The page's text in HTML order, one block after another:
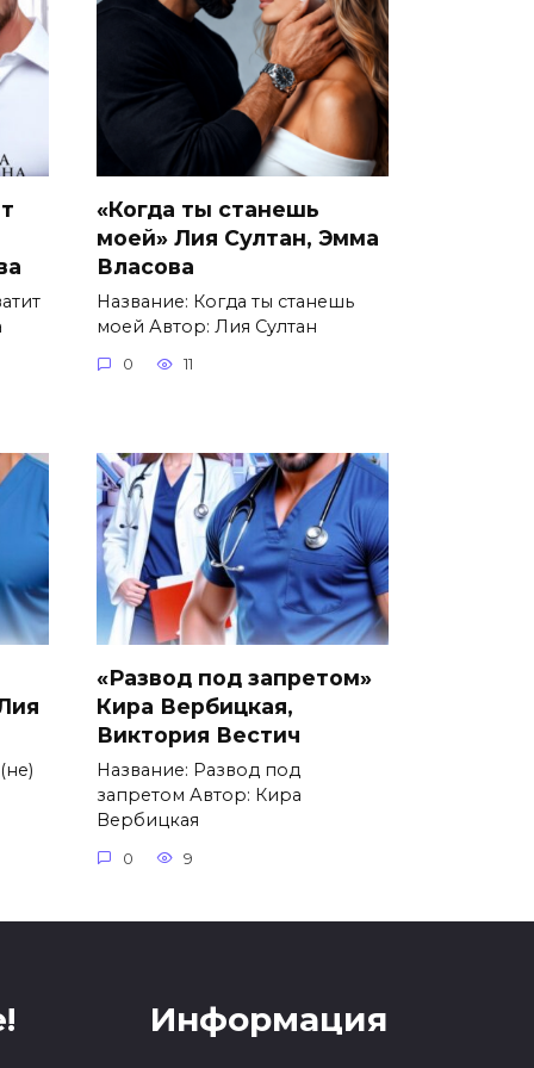
«Когда ты станешь
моей» Лия Султан, Эмма
Власова
Название: Когда ты станешь
моей Автор: Лия Султан
0 11
«Развод под запретом»
Кира Вербицкая,
Виктория Вестич
Название: Развод под
запретом Автор: Кира
Вербицкая
0 9
Информация